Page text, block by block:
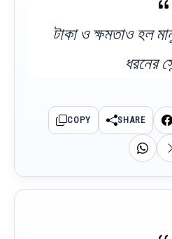
টাকা ও ক্ষমতাও হল
ধরনের
COPY SHARE